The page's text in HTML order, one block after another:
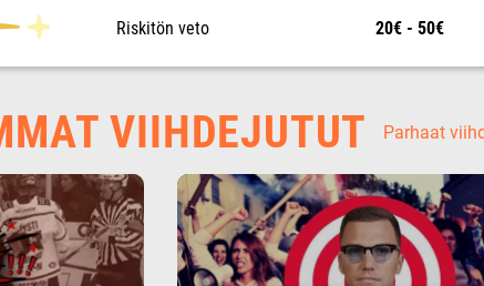
Riskitön veto 20€ - 50€
VIIHDEJUTUT Parhaat